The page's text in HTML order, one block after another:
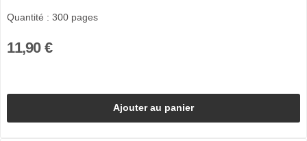
Quantité : 300 pages
11,90 €
Ajouter au panier